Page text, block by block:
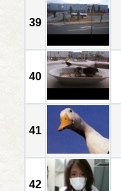
39
40
41
42